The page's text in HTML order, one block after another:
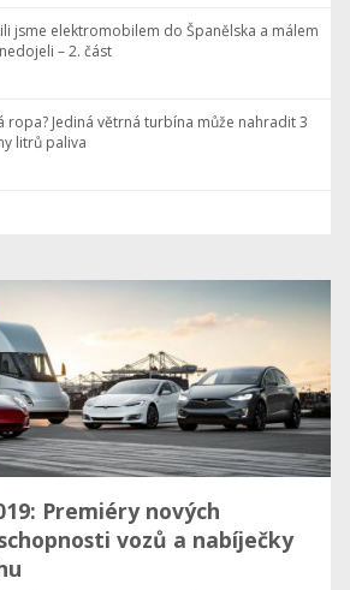
jsme elektromobilem do Španělska a málem
– 2. část
ropa? Jediná větrná turbína může nahradit 3
litrů paliva
Premiéry nových
vozů a nabíječky